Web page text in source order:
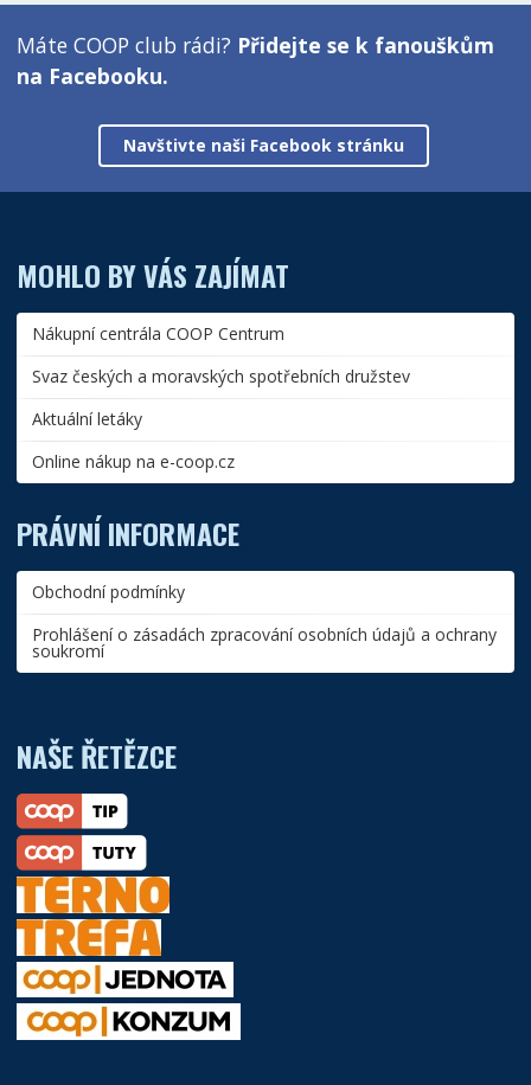
Máte COOP club rádi? Přidejte se k fanouškům
na Facebooku.
Navštivte naši Facebook stránku
MOHLO BY VÁS ZAJÍMAT
Nákupní centrála COOP Centrum
Svaz českých a moravských spotřebních družstev
Aktuální letáky
Online nákup na e-coop.cz
PRÁVNÍ INFORMACE
Obchodní podmínky
Prohlášení o zásadách zpracování osobních údajů a ochrany
soukromí
NAŠE ŘETĚZCE